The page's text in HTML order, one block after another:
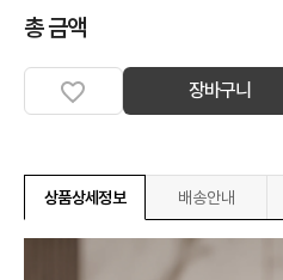
총 금액
장바구니
상품상세정보 배송안내